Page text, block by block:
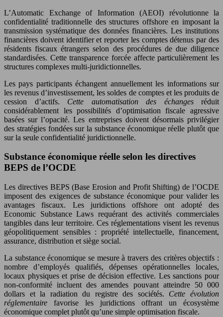
L’Automatic Exchange of Information (AEOI) révolutionne la
confidentialité traditionnelle des structures offshore en imposant la
transmission systématique des données financières. Les institutions
financières doivent identifier et reporter les comptes détenus par des
résidents fiscaux étrangers selon des procédures de due diligence
standardisées. Cette transparence forcée affecte particulièrement les
structures complexes multi-juridictionnelles.
Les pays participants échangent annuellement les informations sur
les revenus d’investissement, les soldes de comptes et les produits de
cession d’actifs. Cette automatisation des échanges réduit
considérablement les possibilités d’optimisation fiscale agressive
basées sur l’opacité. Les entreprises doivent désormais privilégier
des stratégies fondées sur la substance économique réelle plutôt que
sur la seule confidentialité juridictionnelle.
Substance économique réelle selon les directives
BEPS de l’OCDE
Les directives BEPS (Base Erosion and Profit Shifting) de l’OCDE
imposent des exigences de substance économique pour valider les
avantages fiscaux. Les juridictions offshore ont adopté des
Economic Substance Laws requérant des activités commerciales
tangibles dans leur territoire. Ces réglementations visent les revenus
géopolitiquement sensibles : propriété intellectuelle, financement,
assurance, distribution et siège social.
La substance économique se mesure à travers des critères objectifs :
nombre d’employés qualifiés, dépenses opérationnelles locales,
locaux physiques et prise de décision effective. Les sanctions pour
non-conformité incluent des amendes pouvant atteindre 50 000
dollars et la radiation du registre des sociétés. Cette évolution
réglementaire favorise les juridictions offrant un écosystème
économique complet plutôt qu’une simple optimisation fiscale.